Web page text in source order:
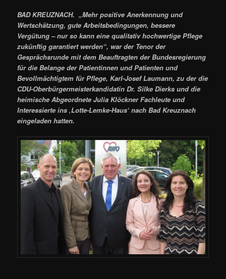
BAD KREUZNACH. „Mehr positive Anerkennung und
Wertschätzung, gute Arbeitsbedingungen, bessere
Vergütung – nur so kann eine qualitativ hochwertige Pflege
zukünftig garantiert werden“, war der Tenor der
Gesprächsrunde mit dem Beauftragten der Bundesregierung
für die Belange der Patientinnen und Patienten und
Bevollmächtigtem für Pflege, Karl-Josef Laumann, zu der die
CDU-Oberbürgermeisterkandidatin Dr. Silke Dierks und die
heimische Abgeordnete Julia Klöckner Fachleute und
Interessierte ins ‚Lotte-Lemke-Haus‘ nach Bad Kreuznach
eingeladen hatten.